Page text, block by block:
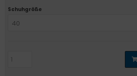
Schuhgröße
40